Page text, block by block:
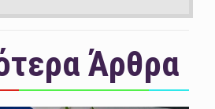
Άρθρα